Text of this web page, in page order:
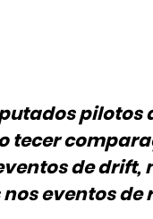
pilotos
de drift,
eventos de